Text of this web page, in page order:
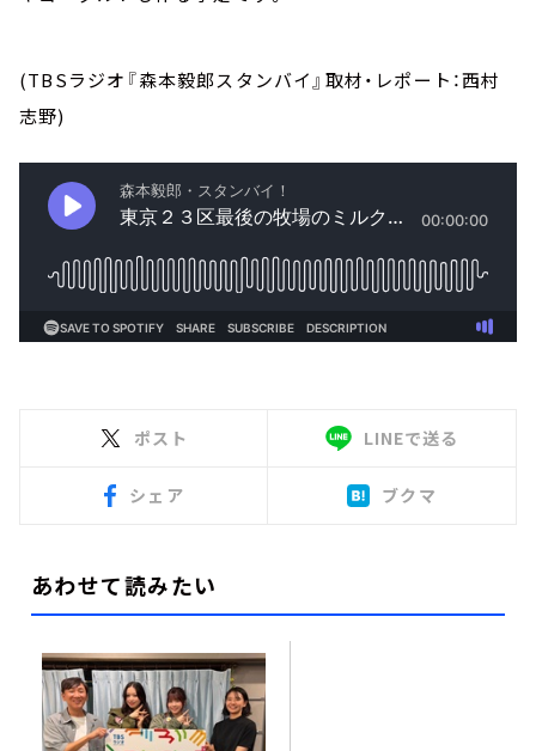
(TBSラジオ『森本毅郎スタンバイ』取材・レポート：西村
志野)
ポスト LINEで送る
シェア ブクマ
あわせて読みたい